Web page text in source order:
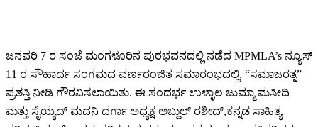
ಜನವರಿ 7 ರ ಸಂಜೆ ಮಂಗಳೂರಿನ ಪುರಭವನದಲ್ಲಿ ನಡೆದ MPMLA’s ನ್ಯೂಸ್
11 ರ ಸೌಹಾರ್ದ ಸಂಗಮದ ವರ್ಣರಂಜಿತ ಸಮಾರಂಭದಲ್ಲಿ, “ಸಮಾಜರತ್ನ”
ಪ್ರಶಸ್ತಿ ನೀಡಿ ಗೌರವಿಸಲಾಯಿತು. ಈ ಸಂದರ್ಭ ಉಳ್ಳಾಲ ಜುಮ್ಮಾ ಮಸೀದಿ
ಮತ್ತು ಸೈಯ್ಯದ್ ಮದನಿ ದರ್ಗಾ ಅಧ್ಯಕ್ಷ ಅಬ್ದುಲ್ ರಶೀದ್,ಕನ್ನಡ ಸಾಹಿತ್ಯ